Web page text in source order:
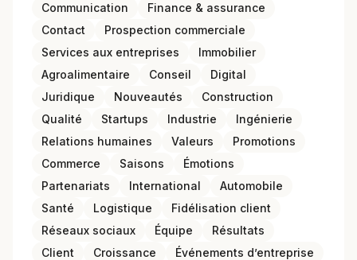
Communication
Finance & assurance
Contact
Prospection commerciale
Services aux entreprises
Immobilier
Agroalimentaire
Conseil
Digital
Juridique
Nouveautés
Construction
Qualité
Startups Industrie
Ingénierie
Relations humaines
Valeurs
Promotions
Commerce
Saisons
Émotions
Partenariats
International
Automobile
Santé
Logistique
Fidélisation client
Réseaux sociaux
Équipe
Résultats
Client
Croissance
Événements d’entreprise